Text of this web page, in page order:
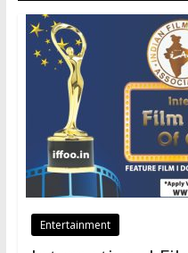
Entertainment